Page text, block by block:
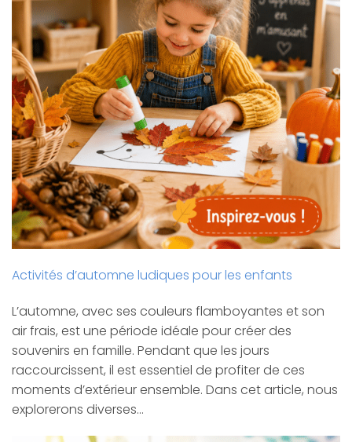
Activités d’automne ludiques pour les enfants
L’automne, avec ses couleurs flamboyantes et son
air frais, est une période idéale pour créer des
souvenirs en famille. Pendant que les jours
raccourcissent, il est essentiel de profiter de ces
moments d’extérieur ensemble. Dans cet article, nous
explorerons diverses…